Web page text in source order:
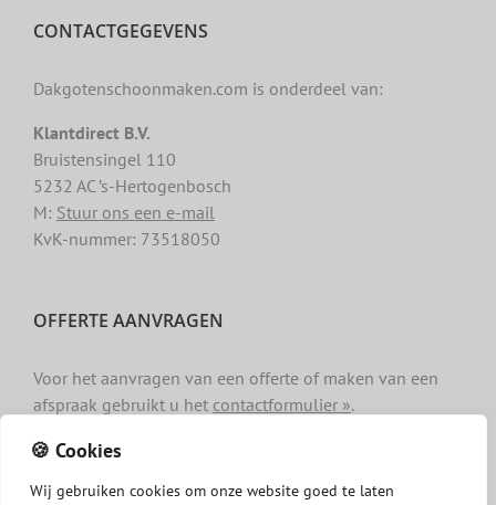
🍪 Cookies
Wij gebruiken cookies om onze website goed te laten
CONTACTGEGEVENS
Dakgotenschoonmaken.com is onderdeel van:
Klantdirect B.V.
Bruistensingel 110
5232 AC ’s-Hertogenbosch
M: Stuur ons een e-mail
KvK-nummer: 73518050
OFFERTE AANVRAGEN
Voor het aanvragen van een offerte of maken van een
afspraak gebruikt u het contactformulier ».